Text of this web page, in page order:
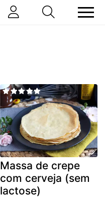
Massa de crepe
com cerveja (sem
lactose)